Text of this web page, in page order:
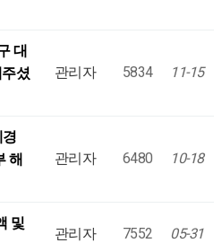
대
셨
관리자 5834 11-15
해
관리자 6480 10-18
및
관리자 7552 05-31